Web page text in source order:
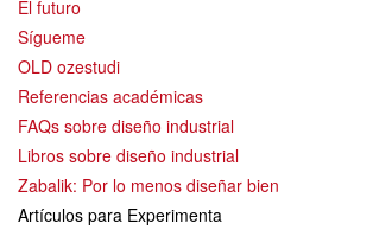
El futuro
Sígueme
OLD ozestudi
Referencias académicas
FAQs sobre diseño industrial
Libros sobre diseño industrial
Zabalik: Por lo menos diseñar bien
Artículos para Experimenta